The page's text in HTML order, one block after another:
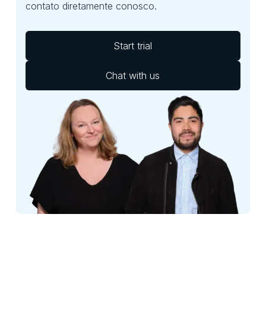
contato diretamente conosco.
Start trial
Chat with us